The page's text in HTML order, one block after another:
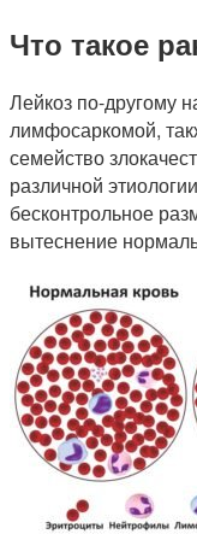
Что такое
Лейкоз по-другому
лимфосаркомой,
семейство
различной
бесконтрольное
вытеснение